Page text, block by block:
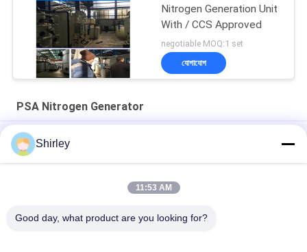
Nitrogen Generation Unit
With / CCS Approved
negotiable MOQ:1 set
যোগাযোগ
PSA Nitrogen Generator
সাইটে পিএসএ নাইট্রোজেন জেনারেটর ফাইবার লেজার কাটার জন্য 99.99% বিশুদ্ধতা এবং
90% খরচ সাশ্রয়
Shirley
11:53 AM
Good day, what product are you looking for?